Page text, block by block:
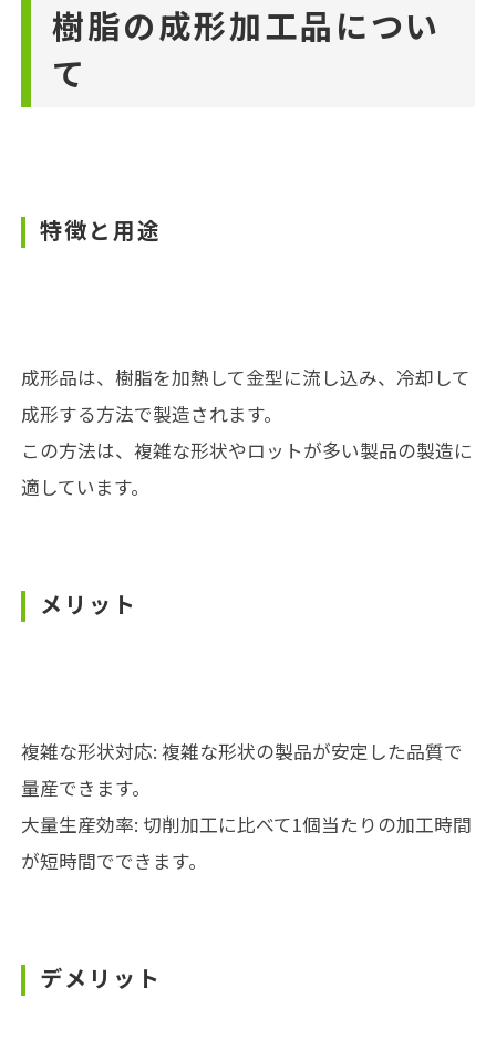
樹脂の成形加工品につい
て
特徴と用途
成形品は、樹脂を加熱して金型に流し込み、冷却して
成形する方法で製造されます。
この方法は、複雑な形状やロットが多い製品の製造に
適しています。
メリット
複雑な形状対応: 複雑な形状の製品が安定した品質で
量産できます。
大量生産効率: 切削加工に比べて1個当たりの加工時間
が短時間でできます。
デメリット